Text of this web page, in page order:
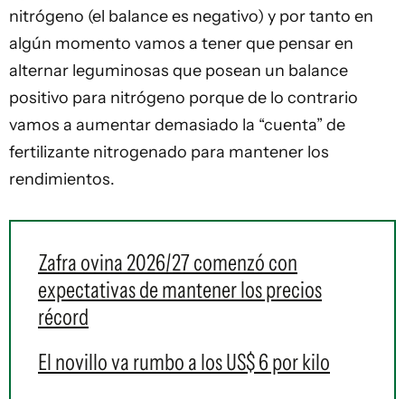
nitrógeno (el balance es negativo) y por tanto en
algún momento vamos a tener que pensar en
alternar leguminosas que posean un balance
positivo para nitrógeno porque de lo contrario
vamos a aumentar demasiado la “cuenta” de
fertilizante nitrogenado para mantener los
rendimientos.
Zafra ovina 2026/27 comenzó con
expectativas de mantener los precios
récord
El novillo va rumbo a los US$ 6 por kilo